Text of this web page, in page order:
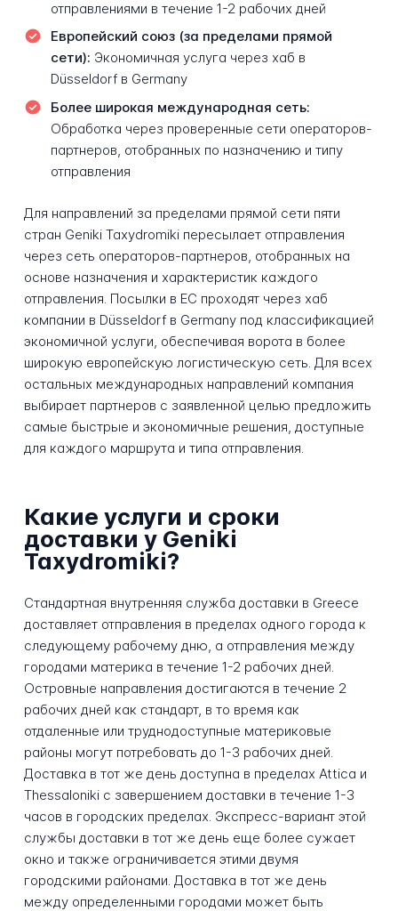
отправлениями в течение 1-2 рабочих дней
Европейский союз (за пределами прямой
сети): Экономичная услуга через хаб в
Düsseldorf в Germany
Более широкая международная сеть:
Обработка через проверенные сети операторов-
партнеров, отобранных по назначению и типу
отправления
Для направлений за пределами прямой сети пяти
стран Geniki Taxydromiki пересылает отправления
через сеть операторов-партнеров, отобранных на
основе назначения и характеристик каждого
отправления. Посылки в ЕС проходят через хаб
компании в Düsseldorf в Germany под классификацией
экономичной услуги, обеспечивая ворота в более
широкую европейскую логистическую сеть. Для всех
остальных международных направлений компания
выбирает партнеров с заявленной целью предложить
самые быстрые и экономичные решения, доступные
для каждого маршрута и типа отправления.
Какие услуги и сроки
доставки у Geniki
Taxydromiki?
Стандартная внутренняя служба доставки в Greece
доставляет отправления в пределах одного города к
следующему рабочему дню, а отправления между
городами материка в течение 1-2 рабочих дней.
Островные направления достигаются в течение 2
рабочих дней как стандарт, в то время как
отдаленные или труднодоступные материковые
районы могут потребовать до 1-3 рабочих дней.
Доставка в тот же день доступна в пределах Attica и
Thessaloniki с завершением доставки в течение 1-3
часов в городских пределах. Экспресс-вариант этой
службы доставки в тот же день еще более сужает
окно и также ограничивается этими двумя
городскими районами. Доставка в тот же день
между определенными городами может быть